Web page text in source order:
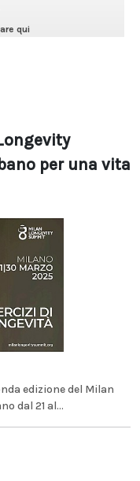
per una vita
edizione del Milan
dal 21 al...